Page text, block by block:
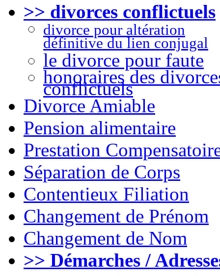
>> divorces conflictuels
divorce pour altération
définitive du lien conjugal
le divorce pour faute
honoraires des
conflictuels
Divorce Amiable
Pension alimentaire
Prestation
Séparation de Corps
Contentieux Filiation
Changement de Prénom
Changement de Nom
>> Démarches /